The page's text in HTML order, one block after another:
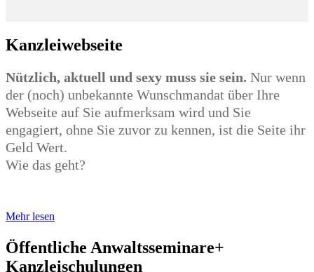
Kanzleiwebseite
Nützlich, aktuell und sexy muss sie sein. Nur wenn
der (noch) unbekannte Wunschmandat über Ihre
Webseite auf Sie aufmerksam wird und Sie
engagiert, ohne Sie zuvor zu kennen, ist die Seite ihr
Geld Wert.
Wie das geht?
Mehr lesen
Öffentliche Anwaltsseminare+
Kanzleischulungen